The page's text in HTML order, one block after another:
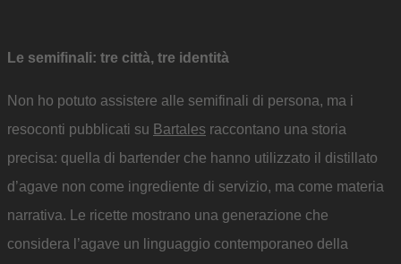
Le semifinali: tre città, tre identità
Non ho potuto assistere alle semifinali di persona, ma i
resoconti pubblicati su Bartales raccontano una storia
precisa: quella di bartender che hanno utilizzato il distillato
d’agave non come ingrediente di servizio, ma come materia
narrativa. Le ricette mostrano una generazione che
considera l’agave un linguaggio contemporaneo della